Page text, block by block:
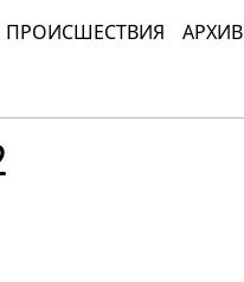
ПРОИСШЕСТВИЯ АРХИВ